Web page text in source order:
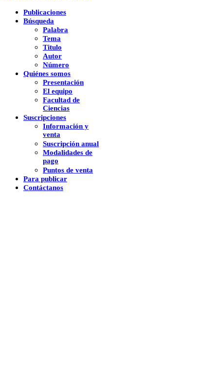
Publicaciones
Búsqueda
Palabra
Tema
Titulo
Autor
Número
Quiénes somos
Presentación
El equipo
Facultad de
Ciencias
Suscripciones
Información y
venta
Suscripción anual
Modalidades de
pago
Puntos de venta
Para publicar
Contáctanos